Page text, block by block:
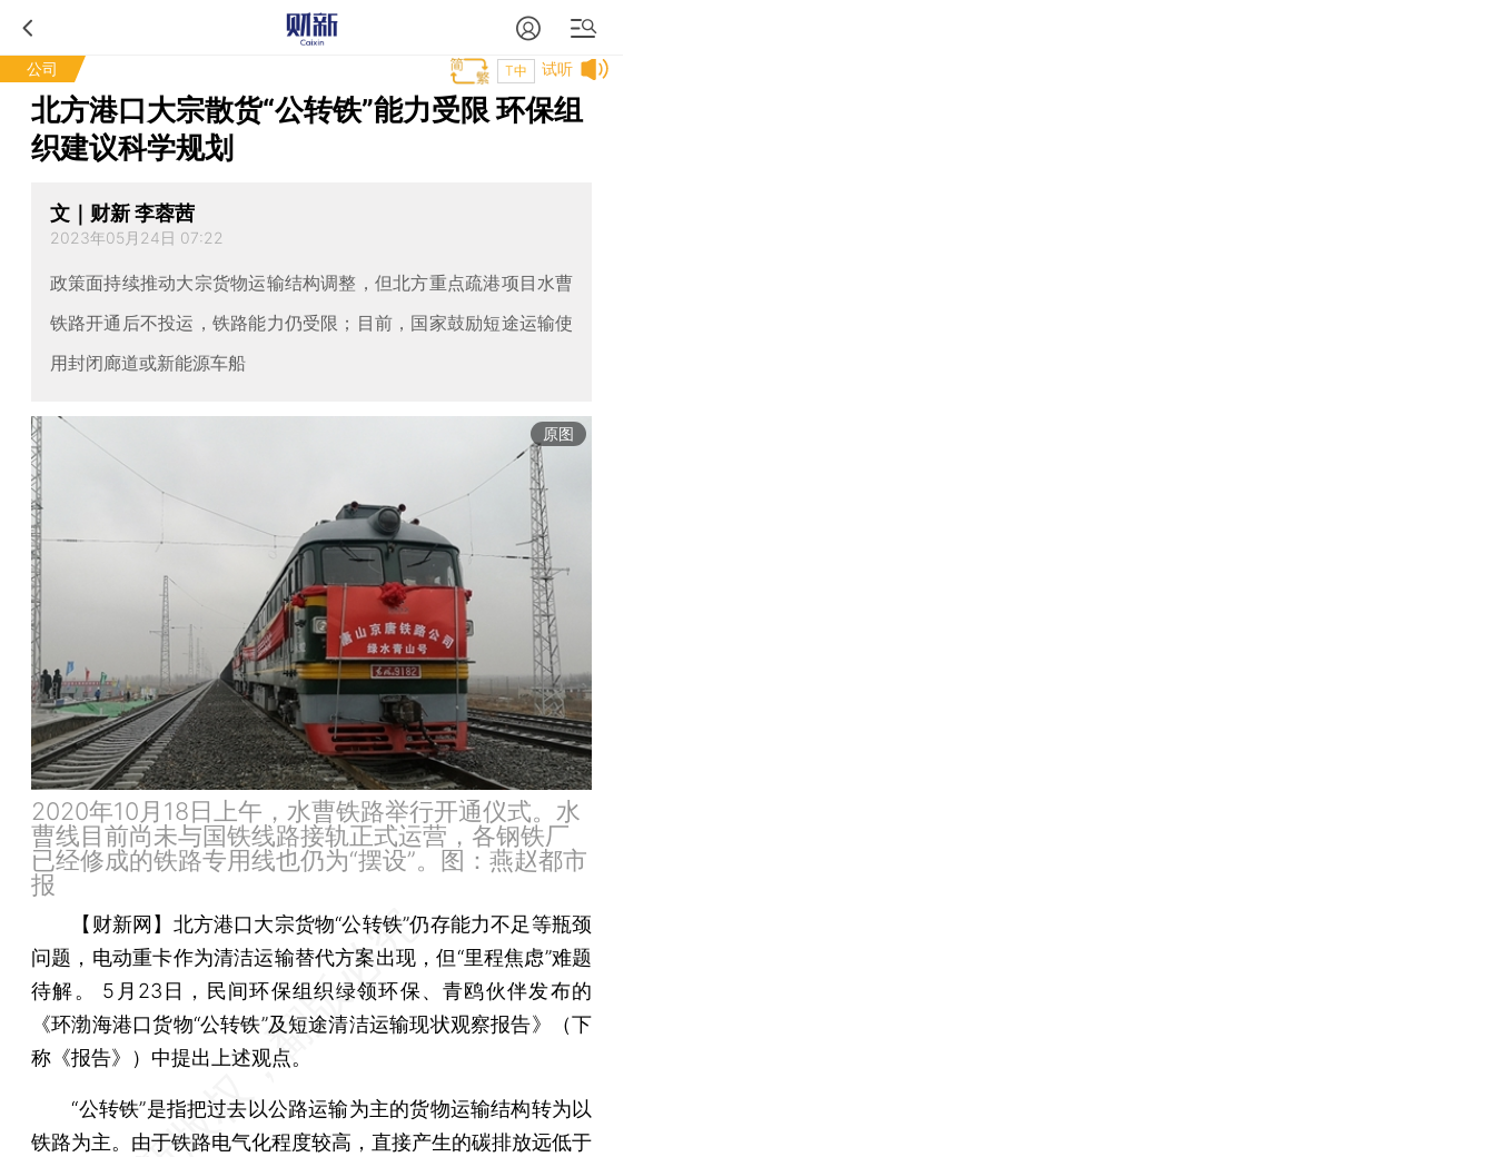
公司 试听
T中
北方港口大宗散货“公转铁”能力受限 环保组
织建议科学规划
文｜财新 李蓉茜
2023年05月24日 07:22
政策面持续推动大宗货物运输结构调整，但北方重点疏港项目水曹
铁路开通后不投运，铁路能力仍受限；目前，国家鼓励短途运输使
用封闭廊道或新能源车船
原图
2020年10月18日上午，水曹铁路举行开通仪式。水
曹线目前尚未与国铁线路接轨正式运营，各钢铁厂
已经修成的铁路专用线也仍为“摆设”。图：燕赵都市
报
【财新网】 北方港口大宗货物“公转铁”仍存能力不足等瓶颈
问题，电动重卡作为清洁运输替代方案出现，但“里程焦虑”难题
待解。 5月23日，民间环保组织绿领环保、青鸥伙伴发布的
《环渤海港口货物“公转铁”及短途清洁运输现状观察报告》（下
称《报告》）中提出上述观点。
“公转铁”是指把过去以公路运输为主的货物运输结构转为以
铁路为主。由于铁路电气化程度较高，直接产生的碳排放远低于